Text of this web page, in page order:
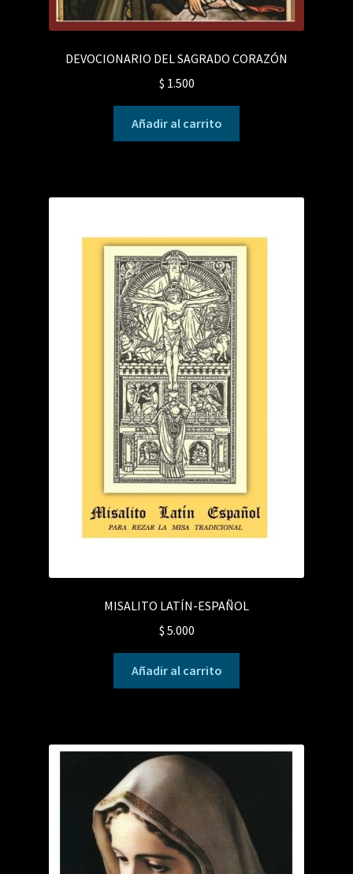
DEVOCIONARIO DEL SAGRADO CORAZÓN
$ 1.500
Añadir al carrito
MISALITO LATÍN-ESPAÑOL
$ 5.000
Añadir al carrito